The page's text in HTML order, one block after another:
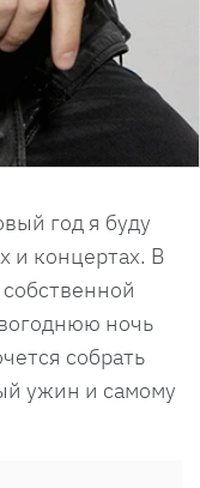
год я буду
и концертах. В
ночь
собрать
ужин и самому